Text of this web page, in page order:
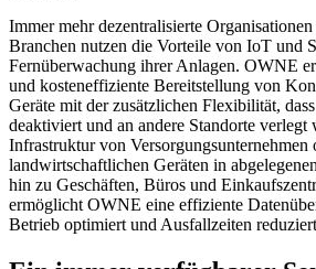
Immer mehr dezentralisierte
Branchen nutzen die Vorteile von IoT und
Fernüberwachung ihrer Anlagen. OWNE
und kosteneffiziente Bereitstellung von
Geräte mit der zusätzlichen Flexibilität,
deaktiviert und an andere Standorte verlegt
Infrastruktur von Versorgungsunternehmen
landwirtschaftlichen Geräten in
hin zu Geschäften, Büros und
ermöglicht OWNE eine effiziente
Betrieb optimiert und Ausfallzeiten